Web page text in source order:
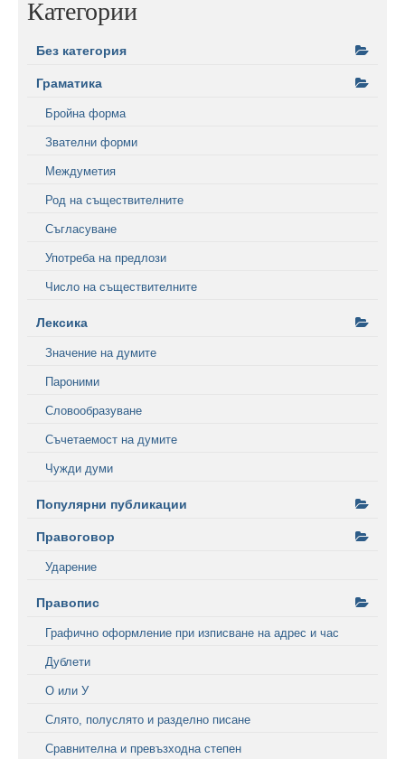
Категории
Без категория
Граматика
Бройна форма
Звателни форми
Междуметия
Род на съществителните
Съгласуване
Употреба на предлози
Число на съществителните
Лексика
Значение на думите
Пароними
Словообразуване
Съчетаемост на думите
Чужди думи
Популярни публикации
Правоговор
Ударение
Правопис
Графично оформление при изписване на адрес и час
Дублети
О или У
Слято, полуслято и разделно писане
Сравнителна и превъзходна степен